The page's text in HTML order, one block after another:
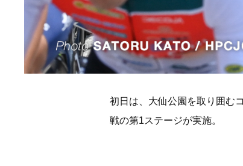
初日は、大仙公園を取り囲む
戦の第1ステージが実施。